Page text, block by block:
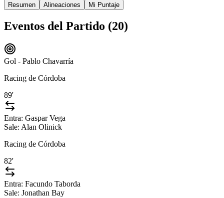
Resumen Alineaciones Mi Puntaje
Eventos del Partido (20)
Gol - Pablo Chavarría
Racing de Córdoba
89'
Entra: Gaspar Vega
Sale: Alan Olinick
Racing de Córdoba
82'
Entra: Facundo Taborda
Sale: Jonathan Bay